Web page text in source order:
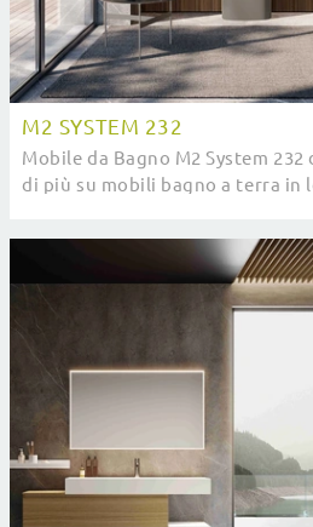
M2 SYSTEM 232
Mobile da Bagno M2 System 232
di più su mobili bagno a terra in